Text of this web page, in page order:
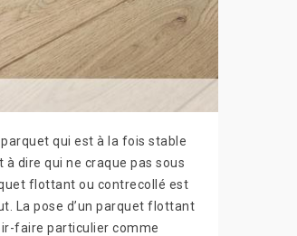
qui est à la fois stable
à dire qui ne craque pas sous
flottant ou contrecollé est
La pose d’un parquet flottant
faire particulier comme